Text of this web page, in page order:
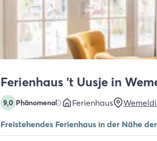
Ferienhaus 't Uusje in
9,0 Phänomenal Ferienhaus
Freistehendes Ferienhaus in der Nähe